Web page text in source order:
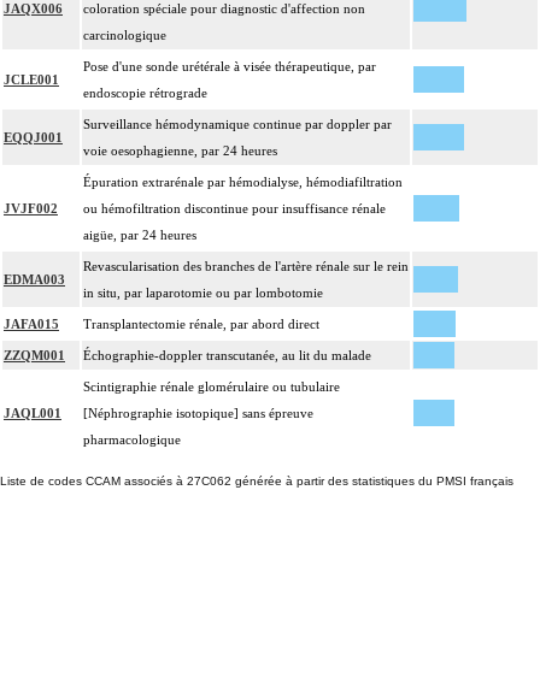
JAQX006
coloration spéciale pour diagnostic d'affection non
carcinologique
JCLE001
Pose d'une sonde urétérale à visée thérapeutique, par
endoscopie rétrograde
EQQJ001
Surveillance hémodynamique continue par doppler par
voie oesophagienne, par 24 heures
JVJF002
Épuration extrarénale par hémodialyse, hémodiafiltration
ou hémofiltration discontinue pour insuffisance rénale
aigüe, par 24 heures
EDMA003
Revascularisation des branches de l'artère rénale sur le rein
in situ, par laparotomie ou par lombotomie
JAFA015 Transplantectomie rénale, par abord direct
ZZQM001 Échographie-doppler transcutanée, au lit du malade
JAQL001
Scintigraphie rénale glomérulaire ou tubulaire
[Néphrographie isotopique] sans épreuve
pharmacologique
Liste de codes CCAM associés à 27C062 générée à partir des statistiques du PMSI français